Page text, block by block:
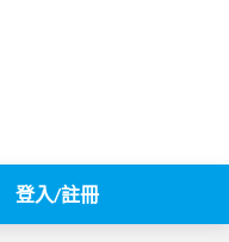
登入/註冊